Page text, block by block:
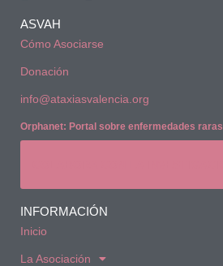
ASVAH
Cómo Asociarse
Donación
info@ataxiasvalencia.org
Orphanet: Portal sobre enfermedades raras
INFORMACIÓN
Inicio
La Asociación